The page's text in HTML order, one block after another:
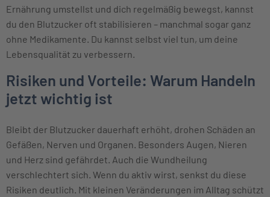
Ernährung umstellst und dich regelmäßig bewegst, kannst
du den Blutzucker oft stabilisieren – manchmal sogar ganz
ohne Medikamente. Du kannst selbst viel tun, um deine
Lebensqualität zu verbessern.
Risiken und Vorteile: Warum Handeln
jetzt wichtig ist
Bleibt der Blutzucker dauerhaft erhöht, drohen Schäden an
Gefäßen, Nerven und Organen. Besonders Augen, Nieren
und Herz sind gefährdet. Auch die Wundheilung
verschlechtert sich. Wenn du aktiv wirst, senkst du diese
Risiken deutlich. Mit kleinen Veränderungen im Alltag schützt